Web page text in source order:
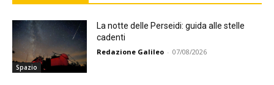
Spazio
La notte delle Perseidi: guida alle stelle
cadenti
Redazione Galileo - 07/08/2026